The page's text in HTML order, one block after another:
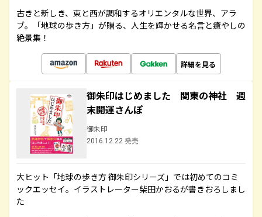
古きと新しき、東と西が調和するオリエンタルな世界、アラ
ブ。「地球の歩き方」が贈る、人生を輝かせる名言と癒やしの
絶景集！
詳細を見る
御朱印はじめました 関東の神社 週
末開運さんぽ
御朱印
2016.12.22 発売
大ヒット「地球の歩き方 御朱印シリーズ」では初めてのコミ
ックエッセイ。イラストレーター柴田かおるが書きおろしまし
た